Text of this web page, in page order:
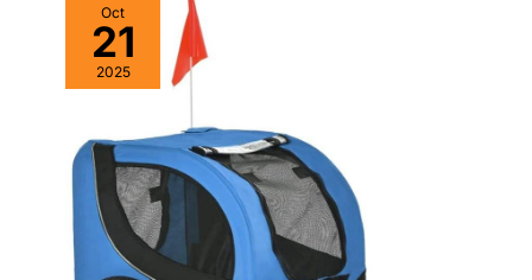
Oct
21
2025